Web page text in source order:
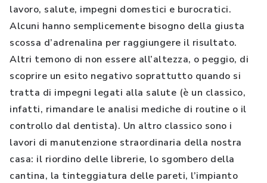
lavoro, salute, impegni domestici e burocratici.
Alcuni hanno semplicemente bisogno della giusta
scossa d’adrenalina per raggiungere il risultato.
Altri temono di non essere all’altezza, o peggio, di
scoprire un esito negativo soprattutto quando si
tratta di impegni legati alla salute (è un classico,
infatti, rimandare le analisi mediche di routine o il
controllo dal dentista). Un altro classico sono i
lavori di manutenzione straordinaria della nostra
casa: il riordino delle librerie, lo sgombero della
cantina, la tinteggiatura delle pareti, l’impianto